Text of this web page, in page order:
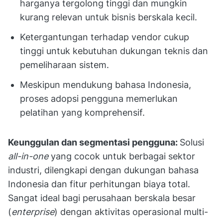
harganya tergolong tinggi dan mungkin
kurang relevan untuk bisnis berskala kecil.
Ketergantungan terhadap vendor cukup
tinggi untuk kebutuhan dukungan teknis dan
pemeliharaan sistem.
Meskipun mendukung bahasa Indonesia,
proses adopsi pengguna memerlukan
pelatihan yang komprehensif.
Keunggulan dan segmentasi pengguna: Solusi
all-in-oneyang cocok untuk berbagai sektor
industri, dilengkapi dengan dukungan bahasa
Indonesia dan fitur perhitungan biaya total.
Sangat ideal bagi perusahaan berskala besar
(enterprise) dengan aktivitas operasional multi-